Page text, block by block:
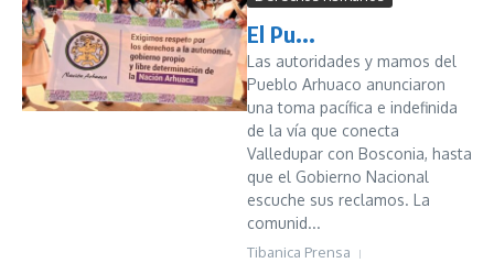
El Pu...
Las autoridades y mamos del
Pueblo Arhuaco anunciaron
una toma pacífica e indefinida
de la vía que conecta
Valledupar con Bosconia, hasta
que el Gobierno Nacional
escuche sus reclamos. La
comunid...
Tibanica Prensa